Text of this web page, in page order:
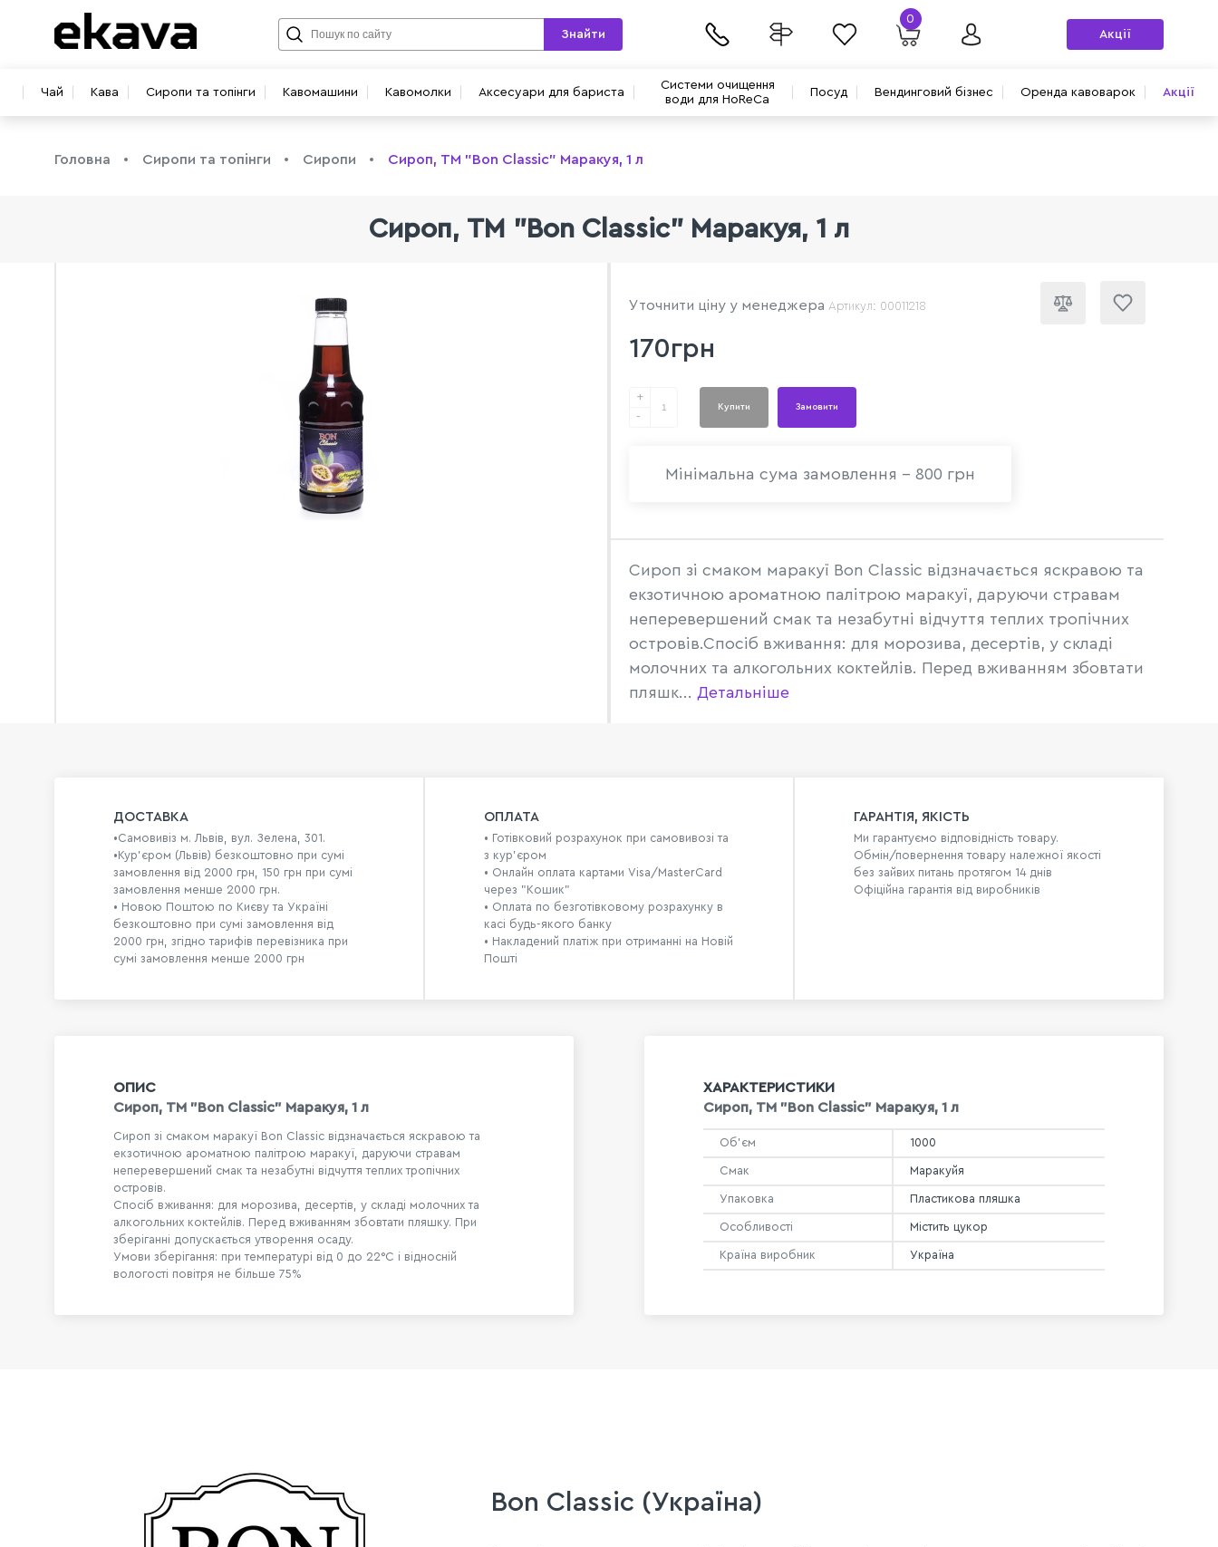
Чай Кава Сиропи та топінги Кавомашини Кавомолки Аксесуари для бариста
Системи очищення
води для HoReCa
Посуд Вендинговий бізнес Оренда кавоварок Акції
Знайти
0
Акції
Головна Сиропи та топінги Сиропи Сироп, TM "Bon Classic" Маракуя, 1 л
Сироп, TM "Bon Classic" Маракуя, 1 л
Уточнити ціну у менеджера Артикул: 00011218
170грн
+
-
Купити Замовити
Мінімальна сума замовлення - 800 грн
Сироп зі смаком маракуї Bon Classic відзначається яскравою та
екзотичною ароматною палітрою маракуї, даруючи стравам
неперевершений смак та незабутні відчуття теплих тропічних
островів.Спосіб вживання: для морозива, десертів, у складі
молочних та алкогольних коктейлів. Перед вживанням збовтати
пляшк... Детальніше
ДОСТАВКА
•Самовивіз м. Львів, вул. Зелена, 301.
•Кур'єром (Львів) безкоштовно при сумі
замовлення від 2000 грн, 150 грн при сумі
замовлення менше 2000 грн.
• Новою Поштою по Києву та Україні
безкоштовно при сумі замовлення від
2000 грн, згідно тарифів перевізника при
сумі замовлення менше 2000 грн
ОПЛАТА
• Готівковий розрахунок при самовивозі та
з кур’єром
• Онлайн оплата картами Visa/MasterCard
через "Кошик"
• Оплата по безготівковому розрахунку в
касі будь-якого банку
• Накладений платіж при отриманні на Новій
Пошті
ГАРАНТІЯ, ЯКІСТЬ
Ми гарантуємо відповідність товару.
Обмін/повернення товару належної якості
без зайвих питань протягом 14 днів
Офіційна гарантія від виробників
ОПИС
Сироп, TM "Bon Classic" Маракуя, 1 л
Сироп зі смаком маракуї Bon Classic відзначається яскравою та
екзотичною ароматною палітрою маракуї, даруючи стравам
неперевершений смак та незабутні відчуття теплих тропічних
островів.
Спосіб вживання: для морозива, десертів, у складі молочних та
алкогольних коктейлів. Перед вживанням збовтати пляшку. При
зберіганні допускається утворення осаду.
Умови зберігання: при температурі від 0 до 22°С і відносній
вологості повітря не більше 75%
ХАРАКТЕРИСТИКИ
Сироп, TM "Bon Classic" Маракуя, 1 л
Об'єм 1000
Смак Маракуйя
Упаковка Пластикова пляшка
Особливості Містить цукор
Країна виробник Україна
Bon Classic (Україна)